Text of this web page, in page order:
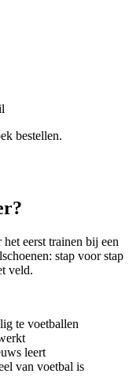
bestellen.
eerst trainen bij een
stap voor stap
veld.
te voetballen
leert
van voetbal is